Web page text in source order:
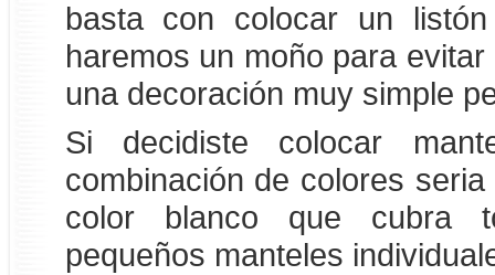
basta con colocar un
haremos un moño para
una decoración muy simple
Si decidiste colocar
combinación de colores
color blanco que cubra
pequeños manteles